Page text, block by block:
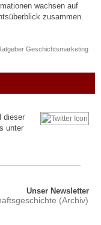
wachsen auf
zusammen.
dieser
unter
Unser Newsletter